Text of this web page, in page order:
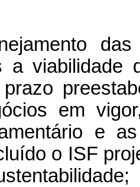
a
em
e
o ISF